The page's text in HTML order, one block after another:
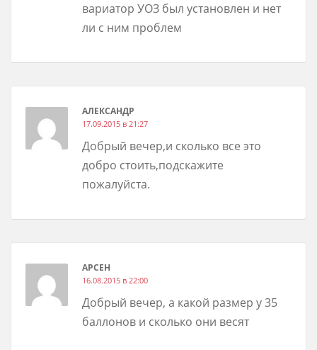
вариатор УОЗ был установлен и нет
ли с ним проблем
АЛЕКСАНДР
17.09.2015 в 21:27
Добрый вечер,и сколько все это
добро стоить,подскажите
пожалуйста.
АРСЕН
16.08.2015 в 22:00
Добрый вечер, а какой размер у 35
баллонов и сколько они весят